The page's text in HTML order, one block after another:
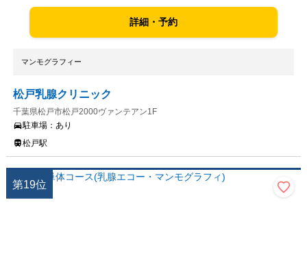
詳細・予約
マンモグラフィー
松戸乳腺クリニック
千葉県松戸市松戸2000ヴァンテアン1F
駐車場： あり
松戸駅
第19位